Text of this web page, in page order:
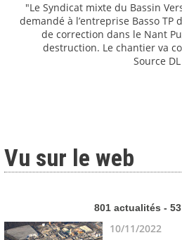
"Le Syndicat mixte du Bassin
demandé à l’entreprise Basso TP
de correction dans le Nant
destruction. Le chantier va
Source DL
Vu sur le web
801 actualités -
10/11/2022